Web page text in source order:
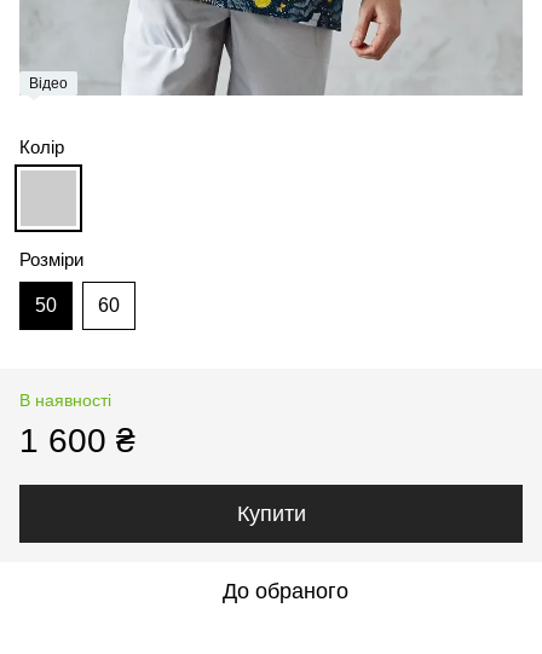
Відео
Колір
Розміри
50 60
В наявності
1 600 ₴
Купити
До обраного